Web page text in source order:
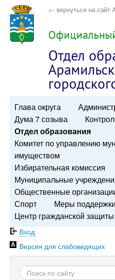
← вернуться на сайт
округа
Отдел
Глава округа
Дума 7 созыва
Отдел образования
Комитет по управлению
имуществом
Избирательная комиссия
Муниципальные
Общественные
Спорт
Меры
Центр гражданской защиты
Вход
Версия для слабовидящих